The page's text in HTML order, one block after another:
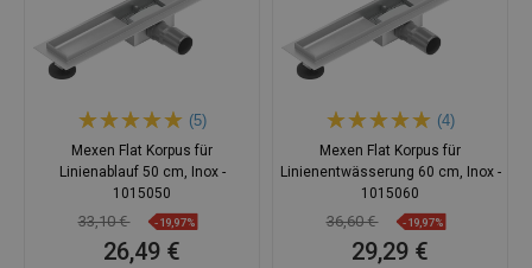
(5)
Mexen Flat Korpus für
Linienablauf 50 cm, Inox -
1015050
33,10 € -19,97%
26,49 €
(4)
Mexen Flat Korpus für
Linienentwässerung 60 cm, Inox -
1015060
36,60 € -19,97%
29,29 €